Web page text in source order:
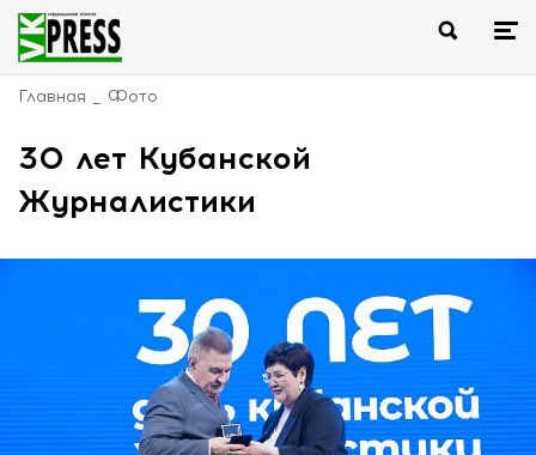
Главная Фото
30 лет Кубанской
Журналистики